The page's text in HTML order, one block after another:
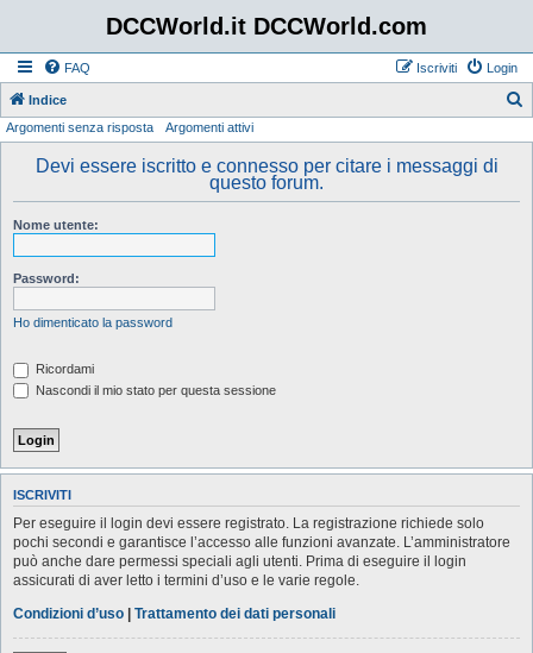
DCCWorld.it DCCWorld.com
FAQ Login
Iscriviti
Indice
Argomenti senza risposta Argomenti attivi
Devi essere iscritto e connesso per citare i messaggi di
questo forum.
Nome utente:
Password:
Ho dimenticato la password
Ricordami
Nascondi il mio stato per questa sessione
ISCRIVITI
Per eseguire il login devi essere registrato. La registrazione richiede solo
pochi secondi e garantisce l’accesso alle funzioni avanzate. L’amministratore
può anche dare permessi speciali agli utenti. Prima di eseguire il login
assicurati di aver letto i termini d’uso e le varie regole.
Condizioni d’uso | Trattamento dei dati personali